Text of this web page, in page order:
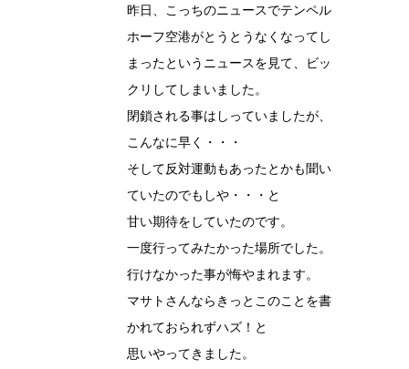
昨日、こっちのニュースでテンペル
ホーフ空港がとうとうなくなってし
まったというニュースを見て、ビッ
クリしてしまいました。
閉鎖される事はしっていましたが、
こんなに早く・・・
そして反対運動もあったとかも聞い
ていたのでもしや・・・と
甘い期待をしていたのです。
一度行ってみたかった場所でした。
行けなかった事が悔やまれます。
マサトさんならきっとこのことを書
かれておられずハズ！と
思いやってきました。